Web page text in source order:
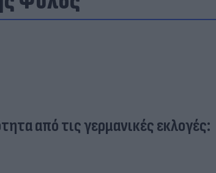
από τις γερμανικές εκλογές: